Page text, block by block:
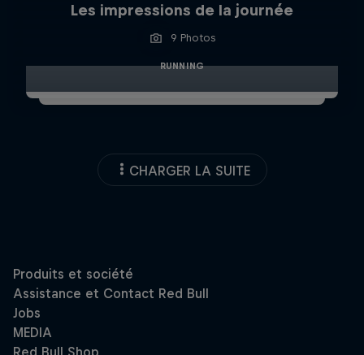
Les impressions de la journée
9 Photos
RUNNING
CHARGER LA SUITE